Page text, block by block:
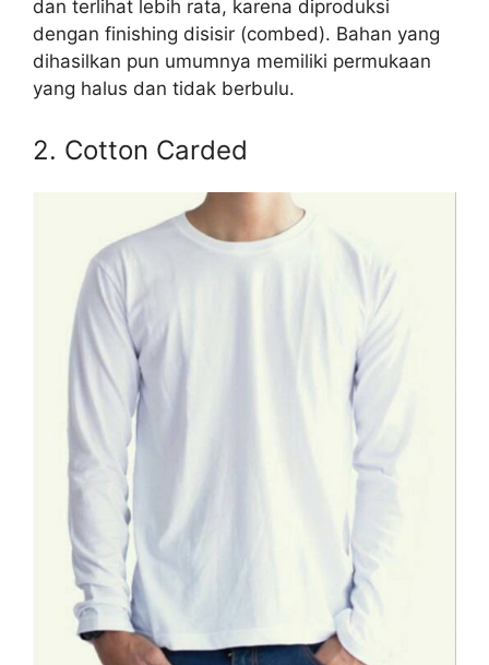
dan terlihat lebih rata, karena diproduksi
dengan finishing disisir (combed). Bahan yang
dihasilkan pun umumnya memiliki permukaan
yang halus dan tidak berbulu.
2. Cotton Carded